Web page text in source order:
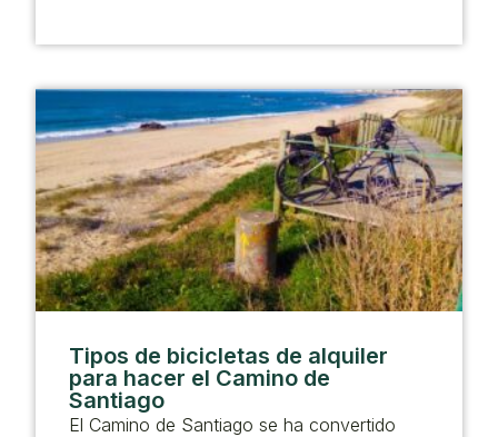
Tipos de bicicletas de alquiler
para hacer el Camino de
Santiago
El Camino de Santiago se ha convertido